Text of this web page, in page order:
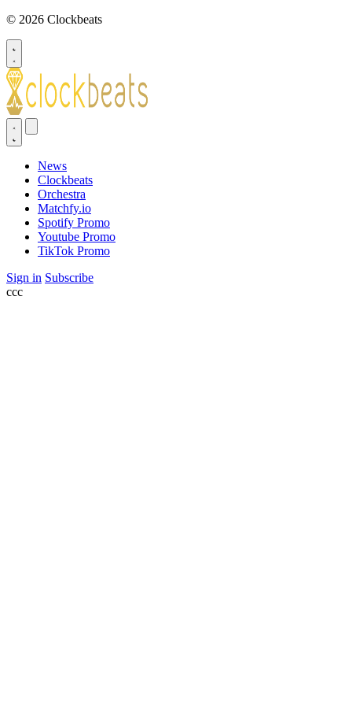
© 2026 Clockbeats
News
Clockbeats
Orchestra
Matchfy.io
Spotify Promo
Youtube Promo
TikTok Promo
Sign in Subscribe
ссс